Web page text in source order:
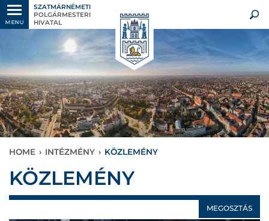
MENU
SZATMÁRNÉMETI
POLGÁRMESTERI
HIVATAL
HOME › INTÉZMÉNY › KÖZLEMÉNY
KÖZLEMÉNY
MEGOSZTÁS